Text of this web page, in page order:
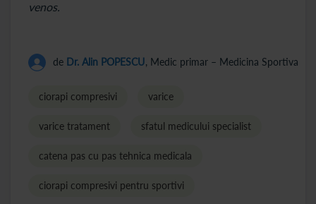
venos.
de Dr. Alin POPESCU, Medic primar – Medicina Sportiva
ciorapi compresivi varice
varice tratament sfatul medicului specialist
catena pas cu pas tehnica medicala
ciorapi compresivi pentru sportivi